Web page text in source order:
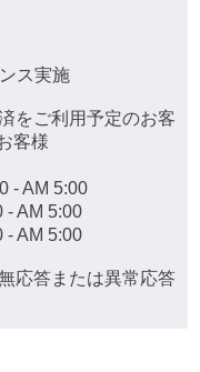
ス実施
をご利用予定のお客
客様
AM 5:00
AM 5:00
AM 5:00
応答または異常応答